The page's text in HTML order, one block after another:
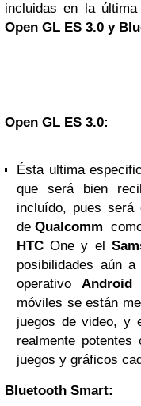
incluidas en la
Open GL ES 3.0 y
Open GL ES 3.0:
Ésta ultima
que será bien
incluído, pues será
deQualcomm
HTC One y el
posibilidades aún
operativo
móviles se están
juegos de video, y
realmente
juegos y gráficos
Bluetooth Smart: